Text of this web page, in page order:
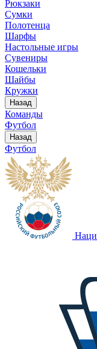
Рюкзаки
Сумки
Полотенца
Шарфы
Настольные игры
Сувениры
Кошельки
Шайбы
Кружки
Назад
Команды
Футбол
Назад
Футбол